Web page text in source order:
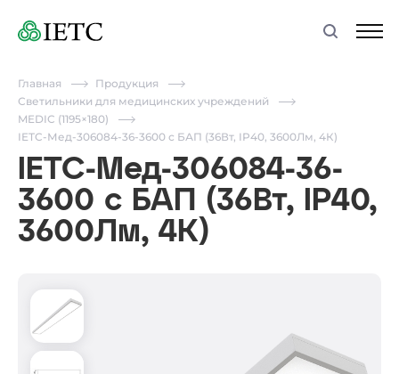
Главная
Продукция
Светильники для медицинских учреждений
MEDIC (1195×180)
IETC-Мед-306084-36-3600 с БАП (36Вт, IP40, 3600Лм, 4К)
IETC-Мед-306084-36-
3600 с БАП (36Вт, IP40,
3600Лм, 4К)